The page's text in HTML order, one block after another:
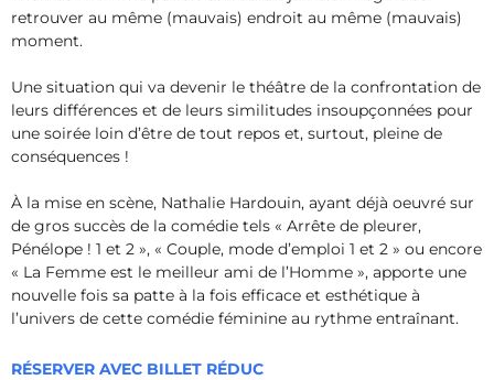
retrouver au même (mauvais) endroit au même (mauvais)
moment.
Une situation qui va devenir le théâtre de la confrontation de
leurs différences et de leurs similitudes insoupçonnées pour
une soirée loin d’être de tout repos et, surtout, pleine de
conséquences !
À la mise en scène, Nathalie Hardouin, ayant déjà oeuvré sur
de gros succès de la comédie tels « Arrête de pleurer,
Pénélope ! 1 et 2 », « Couple, mode d’emploi 1 et 2 » ou encore
« La Femme est le meilleur ami de l’Homme », apporte une
nouvelle fois sa patte à la fois efficace et esthétique à
l’univers de cette comédie féminine au rythme entraînant.
RÉSERVER AVEC BILLET RÉDUC